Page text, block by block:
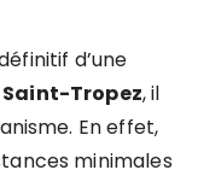
d’une
Tropez, il
En effet,
minimales